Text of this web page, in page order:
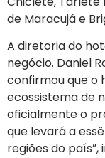
de Maracujá e
A diretoria do
negócio. Daniel
confirmou que o
ecossistema de
oficialmente o
que levará a
regiões do país”,